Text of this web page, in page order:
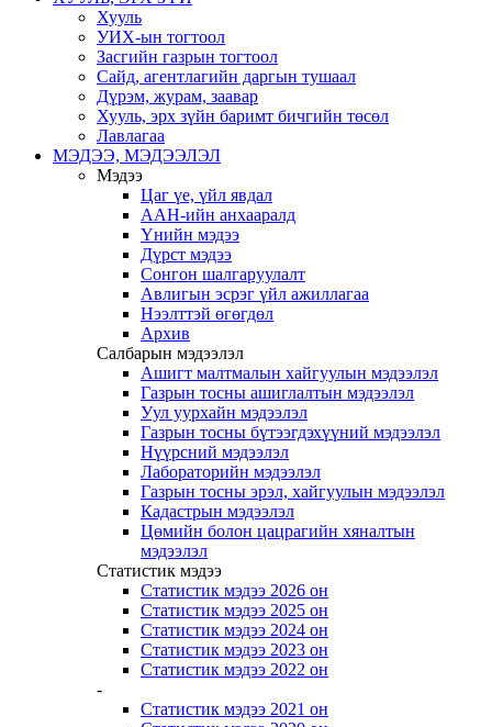
Хууль
УИХ-ын тогтоол
Засгийн газрын тогтоол
Сайд, агентлагийн даргын тушаал
Дүрэм, журам, заавар
Хууль, эрх зүйн баримт бичгийн төсөл
Лавлагаа
МЭДЭЭ, МЭДЭЭЛЭЛ
Мэдээ
Цаг үе, үйл явдал
ААН-ийн анхааралд
Үнийн мэдээ
Дүрст мэдээ
Сонгон шалгаруулалт
Авлигын эсрэг үйл ажиллагаа
Нээлттэй өгөгдөл
Архив
Салбарын мэдээлэл
Ашигт малтмалын хайгуулын мэдээлэл
Газрын тосны ашиглалтын мэдээлэл
Уул уурхайн мэдээлэл
Газрын тосны бүтээгдэхүүний мэдээлэл
Нүүрсний мэдээлэл
Лабораторийн мэдээлэл
Газрын тосны эрэл, хайгуулын мэдээлэл
Кадастрын мэдээлэл
Цөмийн болон цацрагийн хяналтын
мэдээлэл
Статистик мэдээ
Статистик мэдээ 2026 он
Статистик мэдээ 2025 он
Статистик мэдээ 2024 он
Статистик мэдээ 2023 он
Статистик мэдээ 2022 он
-
Статистик мэдээ 2021 он